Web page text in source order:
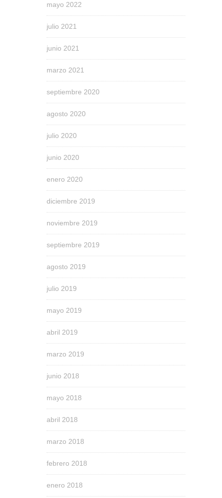
mayo 2022
julio 2021
junio 2021
marzo 2021
septiembre 2020
agosto 2020
julio 2020
junio 2020
enero 2020
diciembre 2019
noviembre 2019
septiembre 2019
agosto 2019
julio 2019
mayo 2019
abril 2019
marzo 2019
junio 2018
mayo 2018
abril 2018
marzo 2018
febrero 2018
enero 2018